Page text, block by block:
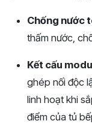
Chống nước
thấm nước,
Kết cấu
ghép nối độc
linh hoạt khi
điểm của tủ